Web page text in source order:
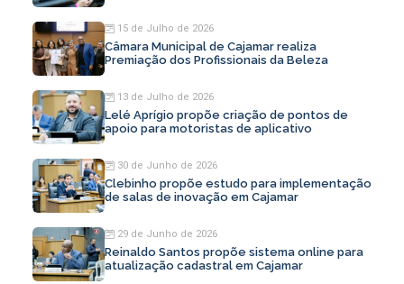
15 de Julho de 2026
Câmara Municipal de Cajamar realiza
Premiação dos Profissionais da Beleza
13 de Julho de 2026
Lelé Aprígio propõe criação de pontos de
apoio para motoristas de aplicativo
30 de Junho de 2026
Clebinho propõe estudo para implementação
de salas de inovação em Cajamar
29 de Junho de 2026
Reinaldo Santos propõe sistema online para
atualização cadastral em Cajamar